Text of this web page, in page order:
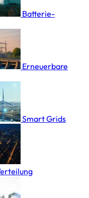
Batterie­
Erneuerbare
Smart Grids